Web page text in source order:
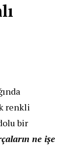
renkli
bir
ne işe